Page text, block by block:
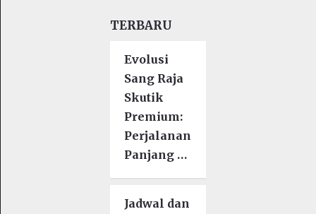
TERBARU
Evolusi
Sang Raja
Skutik
Premium:
Perjalanan
Panjang …
Jadwal dan